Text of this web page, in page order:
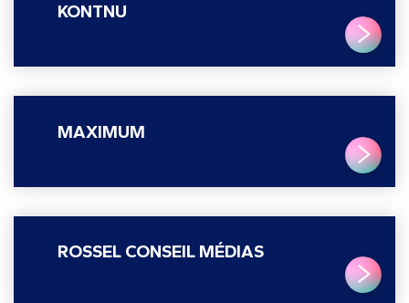
KONTNU
MAXIMUM
ROSSEL CONSEIL MÉDIAS